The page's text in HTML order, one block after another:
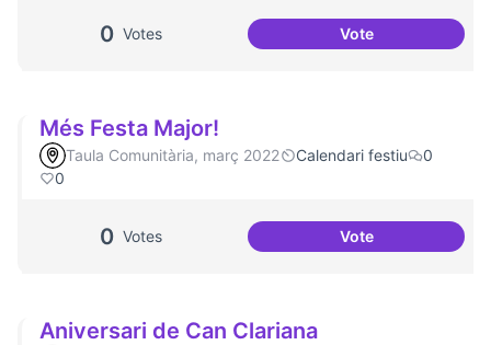
0 Votes VotePortes Obertes
Més Festa Major!
Taula Comunitària, març 2022 Calendari festiu
0
0
0 Votes VoteMés Festa Major!
Aniversari de Can Clariana